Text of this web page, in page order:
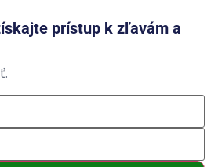
prístup k zľavám a